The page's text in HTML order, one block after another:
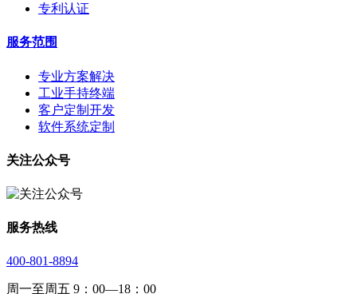
专利认证
服务范围
专业方案解决
工业手持终端
客户定制开发
软件系统定制
关注公众号
服务热线
400-801-8894
周一至周五 9：00—18：00